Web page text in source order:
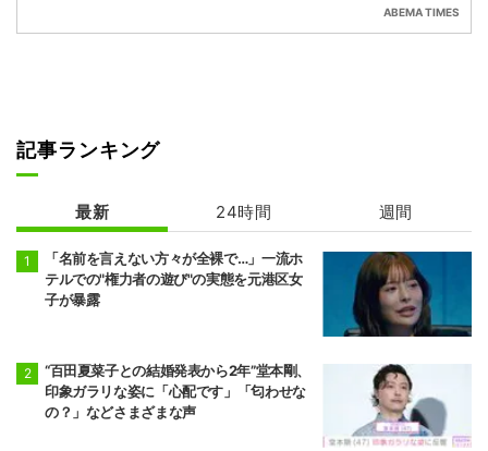
ABEMA TIMES
記事ランキング
最新 24時間 週間
「名前を言えない方々が全裸で…」一流ホ
テルでの"権力者の遊び"の実態を元港区女
子が暴露
“百田夏菜子との結婚発表から2年”堂本剛、
印象ガラリな姿に「心配です」「匂わせな
の？」などさまざまな声